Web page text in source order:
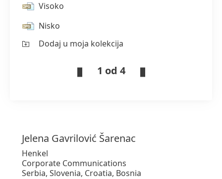
Visoko
Nisko
Dodaj u moja kolekcija
1 od 4
Jelena Gavrilović Šarenac
Henkel
Corporate Communications
Serbia, Slovenia, Croatia, Bosnia